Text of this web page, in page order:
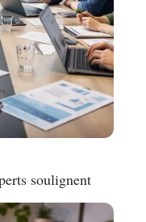
soulignent